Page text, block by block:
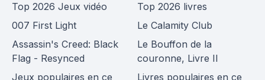
Top 2026 Jeux vidéo
007 First Light
Assassin's Creed: Black
Flag - Resynced
Jeux populaires en ce
Top 2026 livres
Le Calamity Club
Le Bouffon de la
couronne, Livre II
Livres populaires en ce